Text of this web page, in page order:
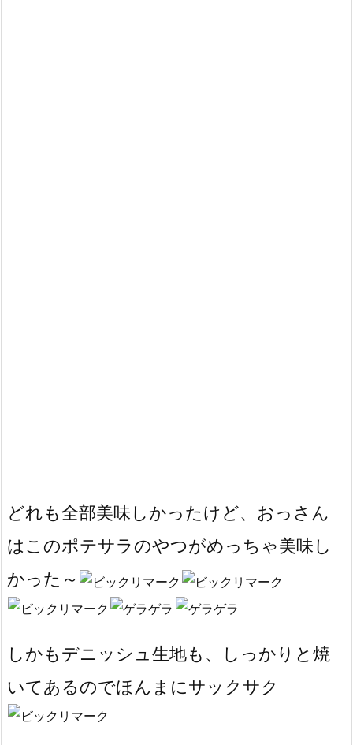
どれも全部美味しかったけど、おっさん
はこのポテサラのやつがめっちゃ美味し
かった～
しかもデニッシュ生地も、しっかりと焼
いてあるのでほんまにサックサク